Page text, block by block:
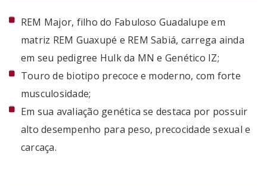
REM Major, filho do Fabuloso Guadalupe em
matriz REM Guaxupé e REM Sabiá, carrega ainda
em seu pedigree Hulk da MN e Genético IZ;
Touro de biotipo precoce e moderno, com forte
musculosidade;
Em sua avaliação genética se destaca por possuir
alto desempenho para peso, precocidade sexual e
carcaça.